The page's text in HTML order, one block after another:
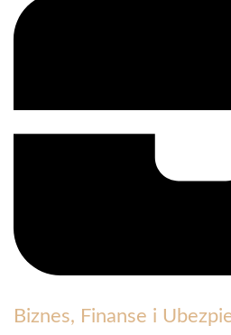
Biznes, Finanse i